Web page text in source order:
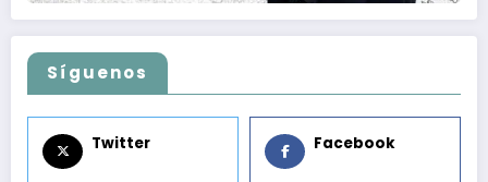
Síguenos
Twitter Facebook